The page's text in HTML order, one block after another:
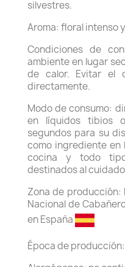
silvestres.
Aroma: floral intenso
Condiciones de
ambiente en lugar
de calor. Evitar el
directamente.
Modo de consumo:
en líquidos tibios
segundos para su
como ingrediente en
cocina y todo
destinados al
Zona de producción:
Nacional de
enEspaña
Época de